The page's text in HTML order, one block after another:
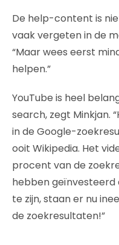
De help-content is
vaak vergeten in de
“Maar wees eerst
helpen.”
YouTube is heel
search, zegt Minkjan.
in de Google-
ooit Wikipedia. Het
procent van de
hebben
te zijn, staan er nu
de zoekresultaten!”